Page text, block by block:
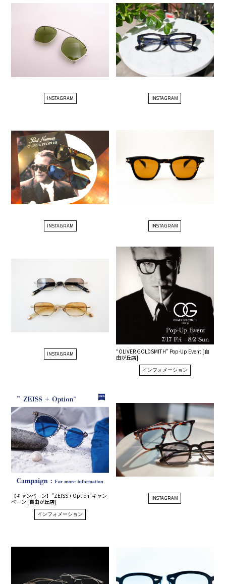
INSTAGRAM INSTAGRAM
INSTAGRAM INSTAGRAM
INSTAGRAM
“OLIVER GOLDSMITH” Pop-Up Event [自
由が丘店]
インフォメーション
【キャンペーン】”ZEISS + Option”キャン
ペーン [自由が丘店]
インフォメーション
INSTAGRAM